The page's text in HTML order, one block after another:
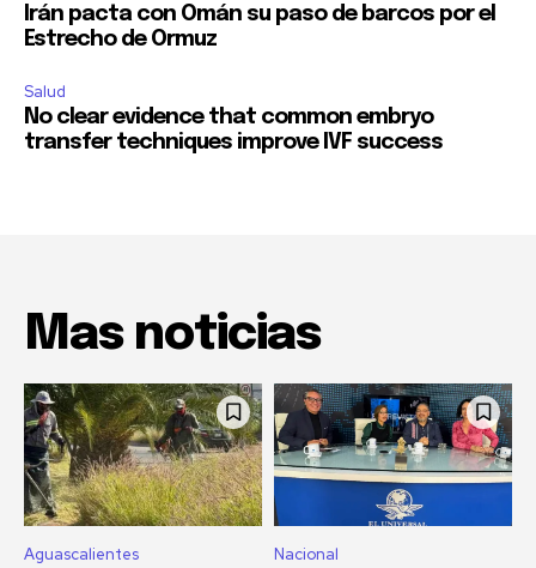
Irán pacta con Omán su paso de barcos por el
Estrecho de Ormuz
Salud
No clear evidence that common embryo
transfer techniques improve IVF success
Mas noticias
Aguascalientes Nacional